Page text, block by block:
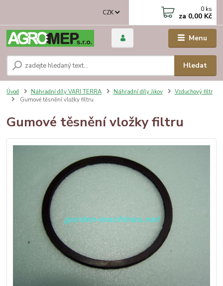
Menu
CZK
Hledat
0 ks
za 0,00 Kč
Úvod Náhradní díly VARI TERRA Náhradní díly Jikov
Vzduchový filtr
Gumové těsnění vložky filtru
Gumové těsnění vložky filtru